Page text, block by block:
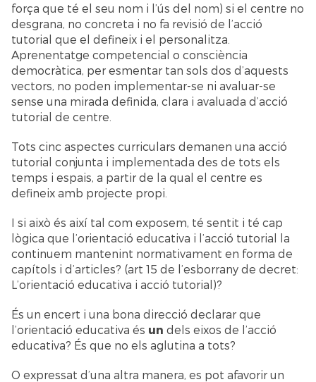
força que té el seu nom i l’ús del nom) si el centre no
desgrana, no concreta i no fa revisió de l’acció
tutorial que el defineix i el personalitza.
Aprenentatge competencial o consciència
democràtica, per esmentar tan sols dos d’aquests
vectors, no poden implementar-se ni avaluar-se
sense una mirada definida, clara i avaluada d’acció
tutorial de centre.
Tots cinc aspectes curriculars demanen una acció
tutorial conjunta i implementada des de tots els
temps i espais, a partir de la qual el centre es
defineix amb projecte propi.
I si això és així tal com exposem, té sentit i té cap
lògica que l’orientació educativa i l’acció tutorial la
continuem mantenint normativament en forma de
capítols i d’articles? (art 15 de l’esborrany de decret:
L’orientació educativa i acció tutorial)?
És un encert i una bona direcció declarar que
l’orientació educativa és un dels eixos de l’acció
educativa? És que no els aglutina a tots?
O expressat d’una altra manera, es pot afavorir un